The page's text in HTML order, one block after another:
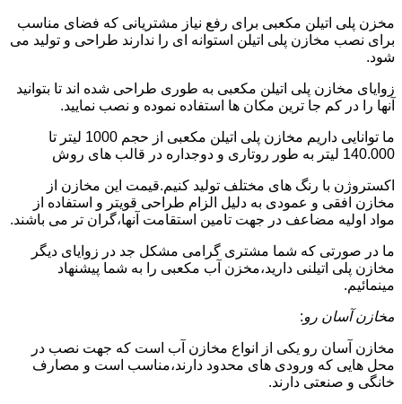
مخزن پلی اتیلن مکعبی برای رفع نیاز مشتریانی که فضای مناسب
برای نصب مخازن پلی اتیلن استوانه ای را ندارند طراحی و تولید می
شود.
زوایای مخازن پلی اتیلن مکعبی به طوری طراحی شده اند تا بتوانید
آنها را در کم جا ترین مکان ها استفاده نموده و نصب نمایید.
ما توانایی داریم مخازن پلی اتیلن مکعبی از حجم 1000 لیتر تا
140.000 لیتر به طور روتاری و دوجداره در قالب های روش
اکستروژن با رنگ های مختلف تولید کنیم.قیمت این مخازن از
مخازن افقی و عمودی به دلیل الزام طراحی قویتر و استفاده از
مواد اولیه مضاعف در جهت تامین استقامت آنها،گران تر می باشند.
ما در صورتی که شما مشتری گرامی مشکل جد در زوایای دیگر
مخازن پلی اتیلنی دارید،مخزن آب مکعبی را به شما پیشنهاد
مینمائیم.
مخازن آسان رو:
مخازن آسان رو یکی از انواع مخازن آب است که جهت نصب در
محل هایی که ورودی های محدود دارند،مناسب است و مصارف
خانگی و صنعتی دارند.